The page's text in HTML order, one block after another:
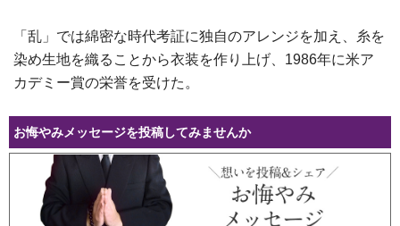
「乱」では綿密な時代考証に独自のアレンジを加え、糸を
染め生地を織ることから衣装を作り上げ、1986年に米ア
カデミー賞の栄誉を受けた。
お悔やみメッセージを投稿してみませんか